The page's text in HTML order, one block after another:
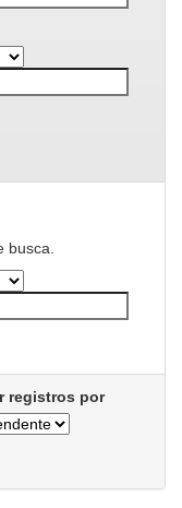
busca.
registros por